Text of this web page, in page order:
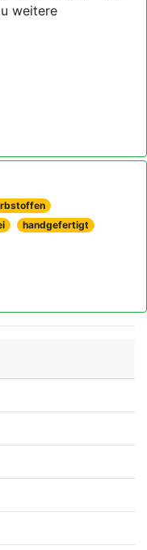
weitere
handgefertigt